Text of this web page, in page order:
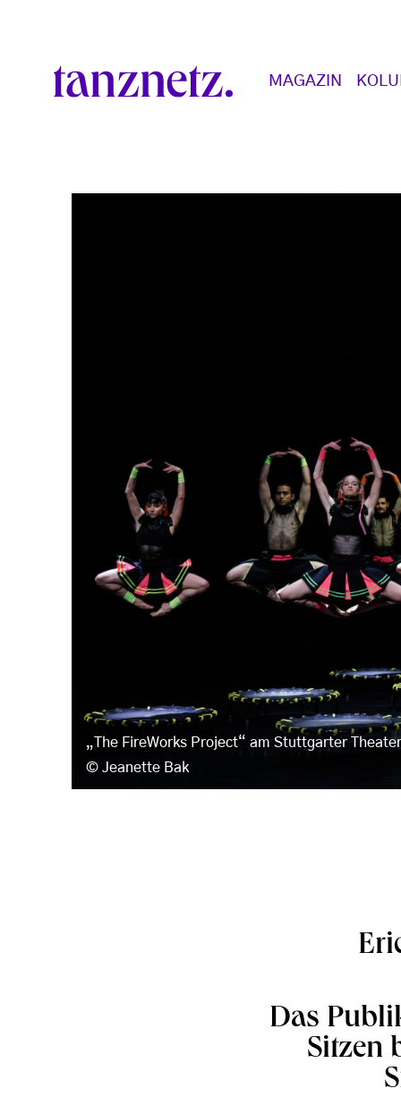
Main navigation
MAGAZIN
„The FireWorks Project“ am Stuttgarter
Jeanette Bak
Das
Sitzen